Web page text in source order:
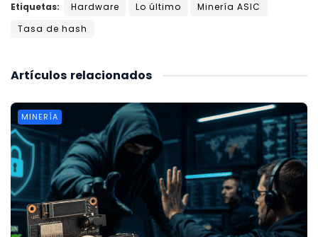
Etiquetas: Hardware Lo último
Minería ASIC
Tasa de hash
relacionados
Artículos
MINERÍA